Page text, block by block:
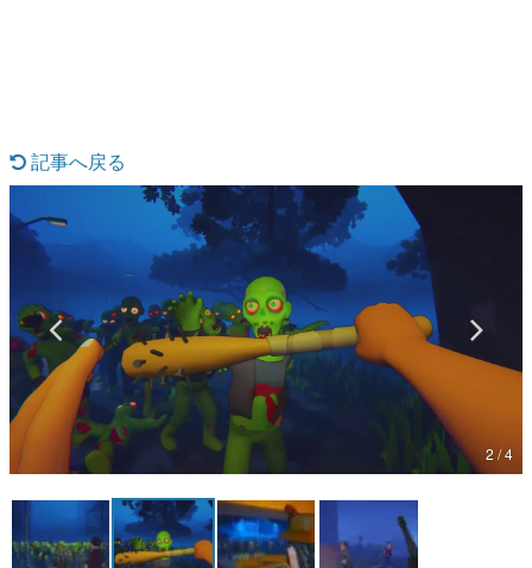
具体的な形から解き明かしていく、硬派で骨太な評論連載
です。
ゲームが変えた日本語
「経験値」「裏技」「ラスボス」… ゲームにまつわる言葉
の起源や用法の変遷を、コンピューター文化史研究家・タ
イニーP氏が徹底調査。
カテゴリ
特集記事
マンガ
女性向け
アプリレビュー
記事へ戻る
2 / 4